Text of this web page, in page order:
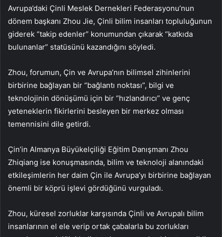
Avrupa’daki Çinli Meslek Dernekleri Federasyonu’nun
dönem başkanı Zhou Jie, Çinli bilim insanları topluluğunun
giderek “takip edenler” konumundan çıkarak “katkıda
bulunanlar” statüsünü kazandığını söyledi.
Zhou, forumun, Çin ve Avrupa’nın bilimsel zihinlerini
birbirine bağlayan bir “bağlantı noktası”, bilgi ve
teknolojinin dönüşümü için bir “hızlandırıcı” ve genç
yeteneklerin fikirlerini besleyen bir merkez olması
temennisini dile getirdi.
Çin’in Almanya Büyükelçiliği Eğitim Danışmanı Zhou
Zhiqiang ise konuşmasında, bilim ve teknoloji alanındaki
etkileşimlerin her daim Çin ile Avrupa’yı birbirine bağlayan
önemli bir köprü işlevi gördüğünü vurguladı.
Zhou, küresel zorluklar karşısında Çinli ve Avrupalı bilim
insanlarının el ele verip ortak çabalarla bu zorlukları